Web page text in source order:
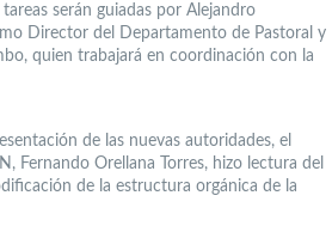
serán guiadas por Alejandro
Director del Departamento de Pastoral y
quien trabajará en coordinación con la
de las nuevas autoridades, el
Fernando Orellana Torres, hizo lectura del
de la estructura orgánica de la